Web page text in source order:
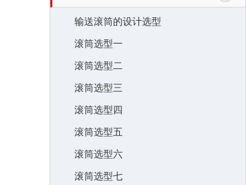
输送滚筒的设计选型
滚筒选型一
滚筒选型二
滚筒选型三
滚筒选型四
滚筒选型五
滚筒选型六
滚筒选型七